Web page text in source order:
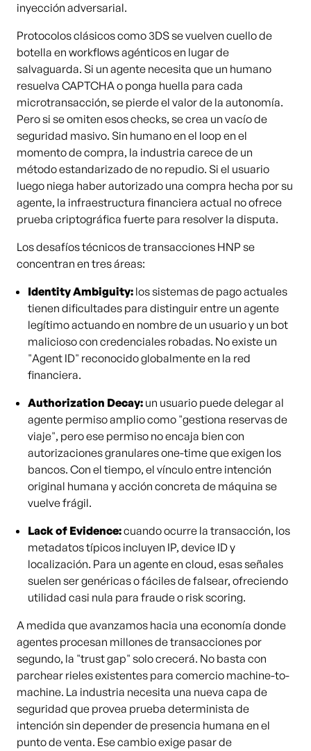
inyección adversarial.
Protocolos clásicos como 3DS se vuelven cuello de
botella en workflows agénticos en lugar de
salvaguarda. Si un agente necesita que un humano
resuelva CAPTCHA o ponga huella para cada
microtransacción, se pierde el valor de la autonomía.
Pero si se omiten esos checks, se crea un vacío de
seguridad masivo. Sin humano en el loop en el
momento de compra, la industria carece de un
método estandarizado de no repudio. Si el usuario
luego niega haber autorizado una compra hecha por su
agente, la infraestructura financiera actual no ofrece
prueba criptográfica fuerte para resolver la disputa.
Los desafíos técnicos de transacciones HNP se
concentran en tres áreas:
Identity Ambiguity: los sistemas de pago actuales
tienen dificultades para distinguir entre un agente
legítimo actuando en nombre de un usuario y un bot
malicioso con credenciales robadas. No existe un
"Agent ID" reconocido globalmente en la red
financiera.
Authorization Decay: un usuario puede delegar al
agente permiso amplio como "gestiona reservas de
viaje", pero ese permiso no encaja bien con
autorizaciones granulares one-time que exigen los
bancos. Con el tiempo, el vínculo entre intención
original humana y acción concreta de máquina se
vuelve frágil.
Lack of Evidence:cuando ocurre la transacción, los
metadatos típicos incluyen IP, device ID y
localización. Para un agente en cloud, esas señales
suelen ser genéricas o fáciles de falsear, ofreciendo
utilidad casi nula para fraude o risk scoring.
A medida que avanzamos hacia una economía donde
agentes procesan millones de transacciones por
segundo, la "trust gap" solo crecerá. No basta con
parchear rieles existentes para comercio machine-to-
machine. La industria necesita una nueva capa de
seguridad que provea prueba determinista de
intención sin depender de presencia humana en el
punto de venta. Ese cambio exige pasar de